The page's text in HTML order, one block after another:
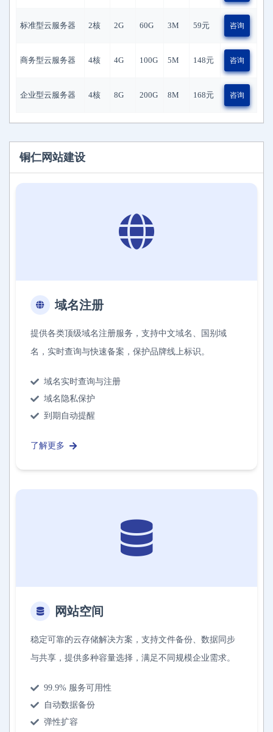
标准型云服务器 2核 2G 60G 3M 59元 咨询
商务型云服务器 4核 4G 100G 5M 148元 咨询
企业型云服务器 4核 8G 200G 8M 168元 咨询
铜仁网站建设
域名注册
提供各类顶级域名注册服务，支持中文域名、国别域
名，实时查询与快速备案，保护品牌线上标识。
域名实时查询与注册
域名隐私保护
到期自动提醒
了解更多
网站空间
稳定可靠的云存储解决方案，支持文件备份、数据同步
与共享，提供多种容量选择，满足不同规模企业需求。
99.9% 服务可用性
自动数据备份
弹性扩容